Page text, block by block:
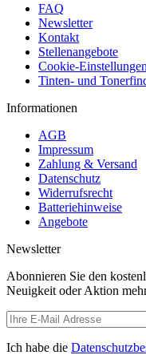
FAQ
Newsletter
Kontakt
Stellenangebote
Cookie-Einstellungen
Tinten- und
Informationen
AGB
Impressum
Zahlung & Versand
Datenschutz
Widerrufsrecht
Batteriehinweise
Angebote
Newsletter
Abonnieren Sie den
Neuigkeit oder Aktion
Ich habe die